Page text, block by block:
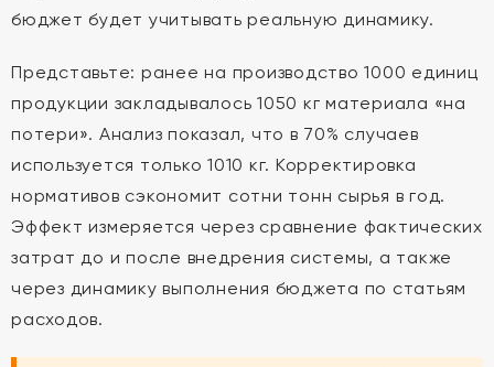
бюджет будет учитывать реальную динамику.
Представьте: ранее на производство 1000 единиц
продукции закладывалось 1050 кг материала «на
потери». Анализ показал, что в 70% случаев
используется только 1010 кг. Корректировка
нормативов сэкономит сотни тонн сырья в год.
Эффект измеряется через сравнение фактических
затрат до и после внедрения системы, а также
через динамику выполнения бюджета по статьям
расходов.